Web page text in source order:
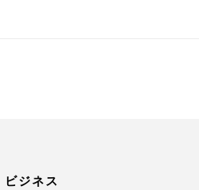
ビジネス